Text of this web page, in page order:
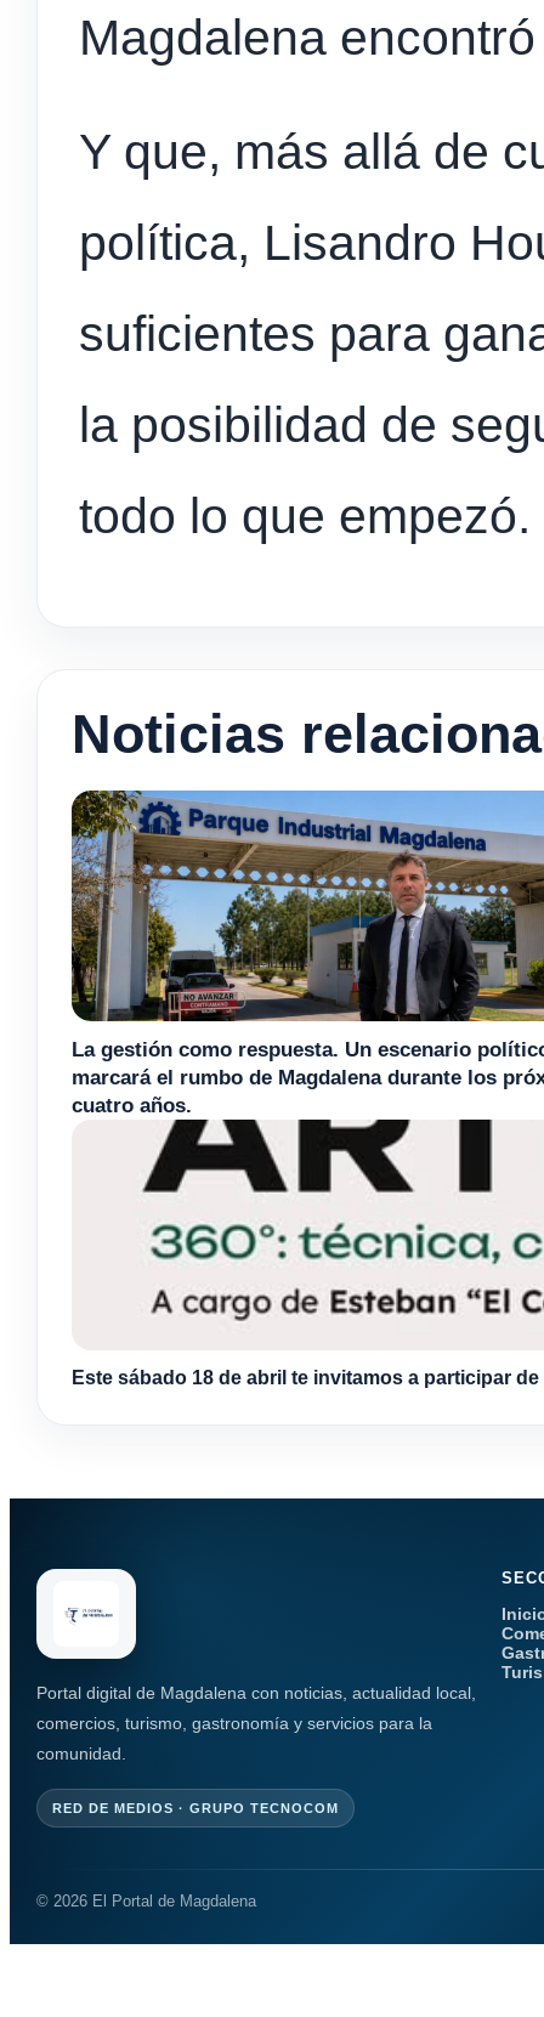
Magdalena
Y que, más allá de
política, Lisandro
suficientes para
la posibilidad de
todo lo que empezó.
Noticias
La gestión como respuesta. Un escenario
marcará el rumbo de Magdalena durante los
cuatro años.
Este sábado 18 de abril te invitamos a participar
Portal digital de Magdalena con noticias, actualidad local,
comercios, turismo, gastronomía y servicios para la
comunidad.
RED DE MEDIOS · GRUPO TECNOCOM
© 2026 El Portal de Magdalena